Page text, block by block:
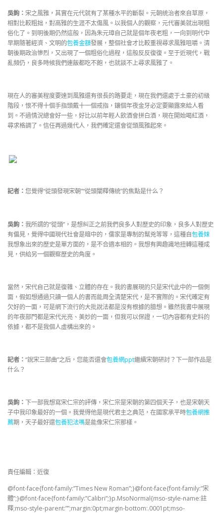
吳鉤： 宋之風雅，其實在元代就有了某種水平的斷裂。元朝統治者來自草原，
相對比較粗拙，對高雅的生涯不太傷風。以我個人的觀察，元代審美就出現粗
俗化了。到明後期仍然這般，因為朱元璋自己就是個年夜老粗，一向到明代中
早期隨著經濟、文明的包養金額發展，整個社會才比較重視尋求風雅咀嚼。清
朝後期政治慘烈，又出現了一個粗俗化過程，這般反反復復。至于近現代，戰
亂頻仍，良多時候我們連飯都吃不飽，也就談不上尋求風雅了。
現在人的審美程度要達到風雅還有很長的路要走，現在我們還處于土豪的初級
階段，恨不得十個手指頭戴十一個戒指，鑲個年夜金牙必定要顯露來給人看
到。不過情況總會好一些，好比以前年輕人飲酒會拼白酒，現在開始喝紅酒，
尋求格調了。信任再過幾代人，我們確定還會從頭風雅起來。
記者： 您覺得“從頭發現宋朝”“從頭闡釋傳統”的焦點是什么？
吳鉤： 我所謂的“從頭”，是想糾正之前我們良多人對歷史的印象，良多人對歷史
有偏見，覺得中國現代社會是暗中的，儒家是專制的幫兇等等，這種自包養妹
我想象出來的歷史是單方面的，是不合適本相的。我想有興趣識地扭轉這種成
見，供給另一個觀察歷史的角度。
當然，宋代自己就是復雜、立體的存在。我的書展現的只是宋代此中的一個側
面，假如想通過只讀一個人的書而能周全清楚宋代，是不實際的。宋代確定有
欠好的一面，可是網下流行的大批說法都是沒有根據的臆想。雖然我書中展現
的年夜部門都是宋代光亮、美妙的一面，但我可以保證，一切內容都有史料的
依據，都不是我個人虛構出來的。
記者： “說宋三部曲”之后，您能否還會包養網ppt繼續宋朝研討？下一部作品是
什么？
吳鉤： 下一部我想寫宋仁宗的評傳，宋仁宗是宋朝的第四個天子，也是宋朝天
子中我印象最好的一個。我覺得他是現代君主之典范，在國家承平時包養網推
薦期，天子最好還包養犯法嗎是能像宋仁宗那樣。
責任編輯：近復
@font-face{font-family:”Times New Roman”;}@font-face{font-family:”宋
體”;}@font-face{font-family:”Calibri”;}p.MsoNormal{mso-style-name:註
釋;mso-style-parent:””;margin:0pt;margin-bottom:.0001pt;mso-